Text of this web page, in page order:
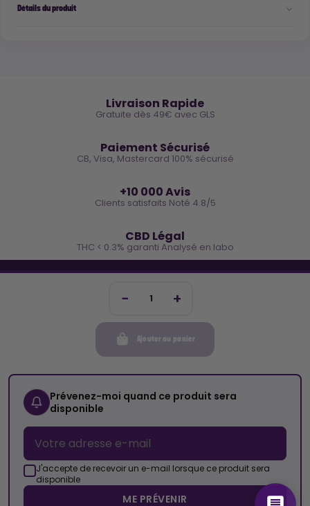
Ajouter au panier
Prévenez-moi quand ce produit sera
disponible
J'accepte de recevoir un e-mail lorsque ce produit sera
disponible
ME PRÉVENIR
Détails du produit
Livraison Rapide
Gratuite dès 49€ avec GLS
Paiement Sécurisé
CB, Visa, Mastercard 100% sécurisé
+10 000 Avis
Clients satisfaits Noté 4.8/5
CBD Légal
THC < 0.3% garanti Analysé en labo
Inscris-toi et reçois -10€ sur ta prochaine commande
Cocorikush
Top Catégories
Nous Suivre